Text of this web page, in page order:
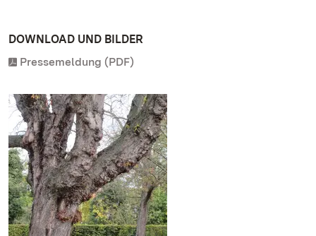
DOWNLOAD UND BILDER
Pressemeldung (PDF)